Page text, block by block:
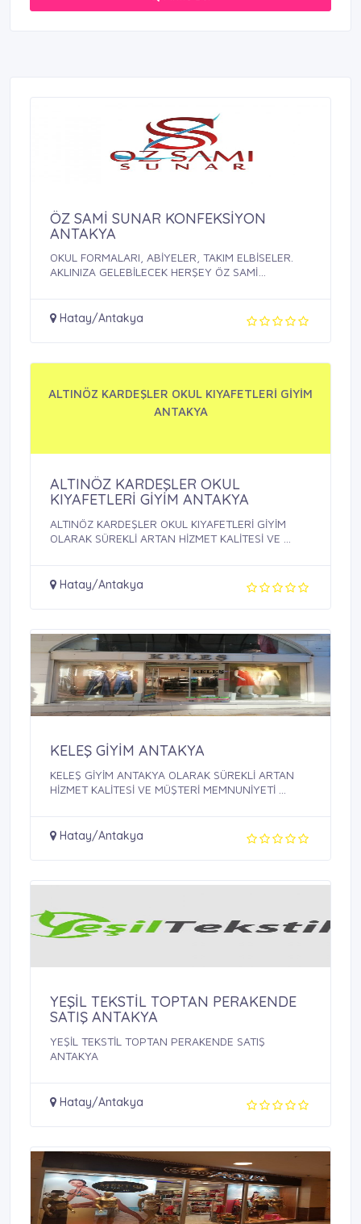
ÖZ SAMİ SUNAR KONFEKSİYON
ANTAKYA
OKUL FORMALARI, ABİYELER, TAKIM ELBİSELER.
AKLINIZA GELEBİLECEK HERŞEY ÖZ SAMİ
Hatay/Antakya
ALTINÖZ KARDEŞLER OKUL KIYAFETLERİ GİYİM
ANTAKYA
ALTINÖZ KARDEŞLER OKUL
KIYAFETLERİ GİYİM ANTAKYA
ALTINÖZ KARDEŞLER OKUL KIYAFETLERİ GİYİM
OLARAK SÜREKLİ ARTAN HİZMET KALİTESİ VE ...
Hatay/Antakya
KELEŞ GİYİM ANTAKYA
KELEŞ GİYİM ANTAKYA OLARAK SÜREKLİ ARTAN
HİZMET KALİTESİ VE MÜŞTERİ MEMNUNİYETİ ...
Hatay/Antakya
YEŞİL TEKSTİL TOPTAN PERAKENDE
SATIŞ ANTAKYA
YEŞİL TEKSTİL TOPTAN PERAKENDE SATIŞ
ANTAKYA
Hatay/Antakya